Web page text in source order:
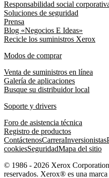
Responsabilidad social
Soluciones de seguridad
Prensa
Blog «Negocios E Ideas»
Recicle los suministros Xerox
Modos de comprar
Venta de suministros en línea
Galería de aplicaciones
Busque su distribuidor local
Soporte y drivers
Foro de asistencia técnica
Registro de productos
ContáctenosCarreraInversionistas
cookiesSeguridadMapa del sitio
© 1986 - 2026 Xerox
reservados. Xerox® es una